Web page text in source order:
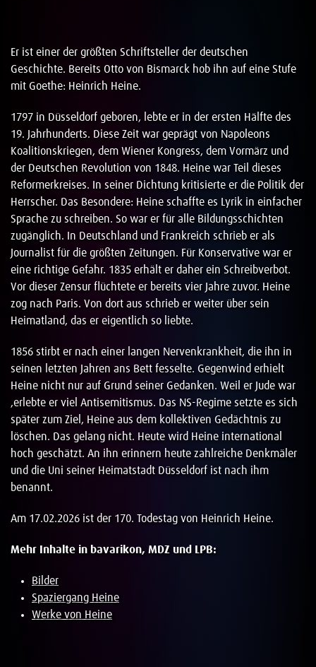
Er ist einer der größten Schriftsteller der deutschen
Geschichte. Bereits Otto von Bismarck hob ihn auf eine Stufe
mit Goethe: Heinrich Heine.
1797 in Düsseldorf geboren, lebte er in der ersten Hälfte des
19. Jahrhunderts. Diese Zeit war geprägt von Napoleons
Koalitionskriegen, dem Wiener Kongress, dem Vormärz und
der Deutschen Revolution von 1848. Heine war Teil dieses
Reformerkreises. In seiner Dichtung kritisierte er die Politik der
Herrscher. Das Besondere: Heine schaffte es Lyrik in einfacher
Sprache zu schreiben. So war er für alle Bildungsschichten
zugänglich. In Deutschland und Frankreich schrieb er als
Journalist für die größten Zeitungen. Für Konservative war er
eine richtige Gefahr. 1835 erhält er daher ein Schreibverbot.
Vor dieser Zensur flüchtete er bereits vier Jahre zuvor. Heine
zog nach Paris. Von dort aus schrieb er weiter über sein
Heimatland, das er eigentlich so liebte.
1856 stirbt er nach einer langen Nervenkrankheit, die ihn in
seinen letzten Jahren ans Bett fesselte. Gegenwind erhielt
Heine nicht nur auf Grund seiner Gedanken. Weil er Jude war
,erlebte er viel Antisemitismus. Das NS-Regime setzte es sich
später zum Ziel, Heine aus dem kollektiven Gedächtnis zu
löschen. Das gelang nicht. Heute wird Heine international
hoch geschätzt. An ihn erinnern heute zahlreiche Denkmäler
und die Uni seiner Heimatstadt Düsseldorf ist nach ihm
benannt.
Am 17.02.2026 ist der 170. Todestag von Heinrich Heine.
Mehr Inhalte in bavarikon, MDZ und LPB:
Bilder
Spaziergang Heine
Werke von Heine